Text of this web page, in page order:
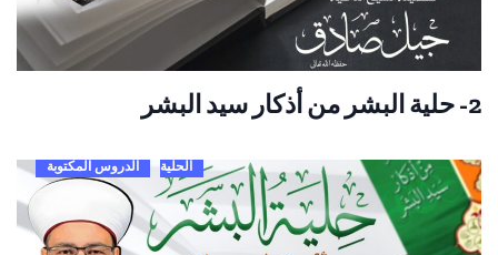
2- حلية البشر من أذكار سيد البشر
الحلية الدروس المكتوبة